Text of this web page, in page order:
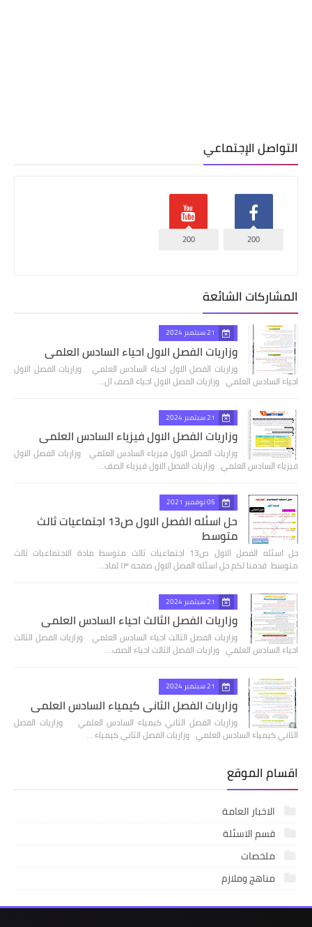
التواصل الإجتماعي
200
200
المشاركات الشائعة
21 سبتمبر 2024
وزاريات الفصل الاول احياء السادس العلمي
وزاريات الفصل الاول احياء السادس العلمي وزاريات الفصل الاول
احياء السادس العلمي وزاريات الفصل الاول احياء الصف ال…
21 سبتمبر 2024
وزاريات الفصل الاول فيزياء السادس العلمي
وزاريات الفصل الاول فيزياء السادس العلمي وزاريات الفصل الاول
فيزياء السادس العلمي وزاريات الفصل الاول فيزياء الصف…
05 نوفمبر 2021
حل اسئله الفصل الاول ص13 اجتماعيات ثالث
متوسط
حل اسئله الفصل الاول ص13 اجتماعيات ثالث متوسط مادة الاجتماعيات ثالث
متوسط قدمنا لكم حل اسئله الفصل الاول صفحه ١٣ لماد…
21 سبتمبر 2024
وزاريات الفصل الثالث احياء السادس العلمي
وزاريات الفصل الثالث احياء السادس العلمي وزاريات الفصل الثالث
احياء السادس العلمي وزاريات الفصل الثالث احياء الصف…
21 سبتمبر 2024
وزاريات الفصل الثاني كيمياء السادس العلمي
وزاريات الفصل الثاني كيمياء السادس العلمي وزاريات الفصل
الثاني كيمياء السادس العلمي وزاريات الفصل الثاني كيمياء …
اقسام الموقع
الاخبار العامة
قسم الاسئلة
ملخصات
مناهج وملازم